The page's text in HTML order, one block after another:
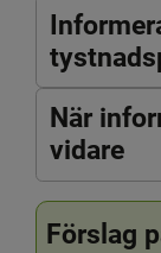
När
vidare
Förslag